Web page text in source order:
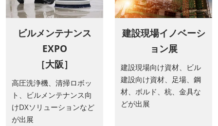
ビルメンテナンス
EXPO
［大阪］
高圧洗浄機、清掃ロボッ
ト、ビルメンテナンス向
けDXソリューションなど
が出展
建設現場イノベーシ
ョン展
建設現場向け資材、ビル
建設向け資材、足場、鋼
材、ボルド、杭、金具な
どが出展